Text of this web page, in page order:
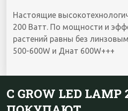
Настоящие
200 Ватт. По мощности и
растений равны без
500-600W и Днат 600W+++
С GROW LED LAMP